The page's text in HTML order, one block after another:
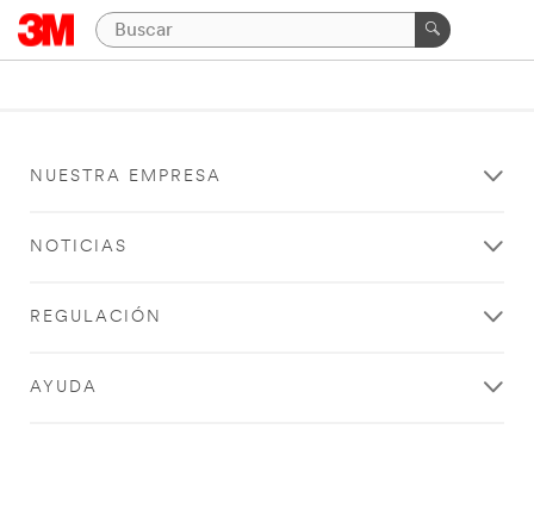
NUESTRA EMPRESA
NOTICIAS
REGULACIÓN
AYUDA